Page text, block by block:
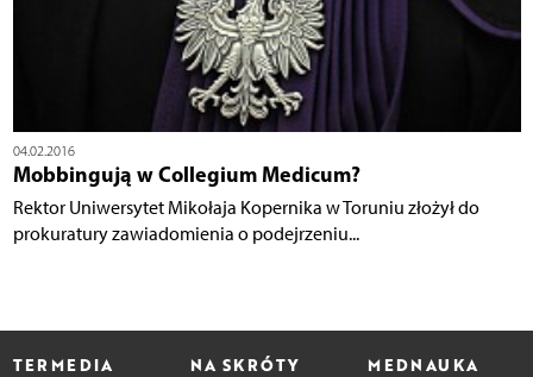
04.02.2016
Mobbingują w Collegium Medicum?
Rektor Uniwersytet Mikołaja Kopernika w Toruniu złożył do
prokuratury zawiadomienia o podejrzeniu...
TERMEDIA NA SKRÓTY MEDNAUKA